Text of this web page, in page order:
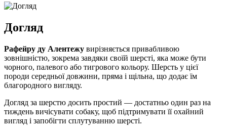
Догляд
Рафейру ду Алентежу вирізняється привабливою
зовнішністю, зокрема завдяки своїй шерсті, яка може бути
чорного, палевого або тигрового кольору. Шерсть у цієї
породи середньої довжини, пряма і щільна, що додає їм
благородного вигляду.
Догляд за шерстю досить простий — достатньо один раз на
тиждень вичісувати собаку, щоб підтримувати її охайний
вигляд і запобігти сплутуванню шерсті.